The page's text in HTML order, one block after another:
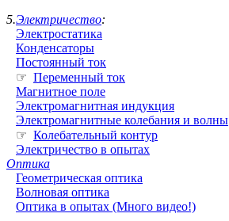
5.Электричество:
Электростатика
Конденсаторы
Постоянный ток
☞ Переменный ток
Магнитное поле
Электромагнитная индукция
Электромагнитные колебания и волны
☞ Колебательный контур
Электричество в опытах
Оптика
Геометрическая оптика
Волновая оптика
Оптика в опытах (Много видео!)